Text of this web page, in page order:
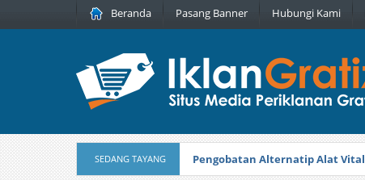
Beranda Pasang Banner Hubungi Kami
SEDANG TAYANG Pengobatan Alternatip Alat Vital